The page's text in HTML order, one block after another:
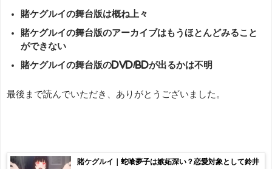
賭ケグルイの舞台版は概ね上々
賭ケグルイの舞台版のアーカイブはもうほとんどみること
ができない
賭ケグルイの舞台版のDVD/BDが出るかは不明
最後まで読んでいただき、ありがとうございました。
賭ケグルイ｜蛇喰夢子は嫉妬深い？恋愛対象として鈴井